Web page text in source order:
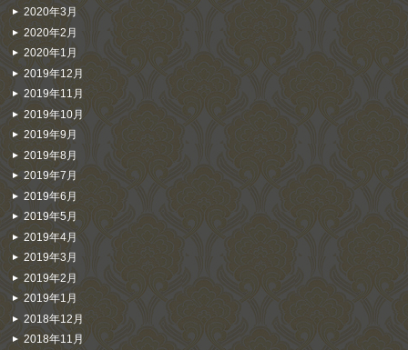
2020年3月
2020年2月
2020年1月
2019年12月
2019年11月
2019年10月
2019年9月
2019年8月
2019年7月
2019年6月
2019年5月
2019年4月
2019年3月
2019年2月
2019年1月
2018年12月
2018年11月